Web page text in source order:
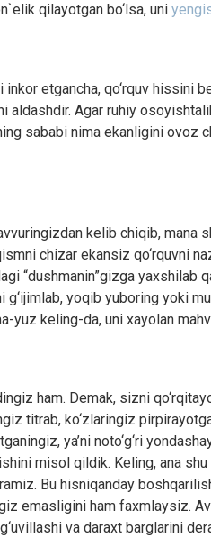
qilayotgan bo‘lsa, uni
etgancha, qo‘rquv hissini
aldashdir. Agar ruhiy
sababi nima ekanligini ovoz
kelib chiqib, mana
chizar ekansiz qo‘rquvni
“dushmanin”gizga yaxshilab
yoqib yuboring yoki
yuz keling-da, uni xayolan
ham. Demak, sizni
titrab, ko‘zlaringiz
ya’ni noto‘g‘ri
misol qildik. Keling, ana shu
Bu hisniqanday
emasligini ham faxmlaysiz.
va daraxt barglarini